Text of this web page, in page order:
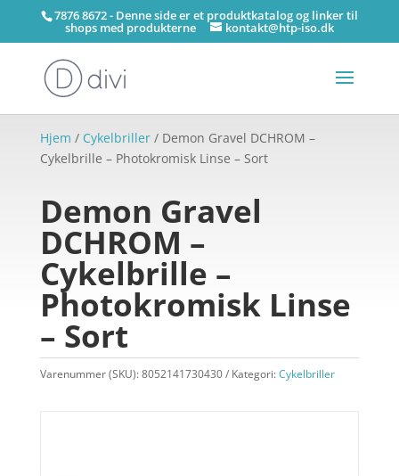
7876 8672 - Denne side er et produktkatalog og linker til
shops med produkterne kontakt@htp-iso.dk
Hjem / Cykelbriller/ Demon Gravel DCHROM –
Cykelbrille – Photokromisk Linse – Sort
Demon Gravel
DCHROM –
Cykelbrille –
Photokromisk Linse
– Sort
Varenummer (SKU):8052141730430 Kategori:Cykelbriller